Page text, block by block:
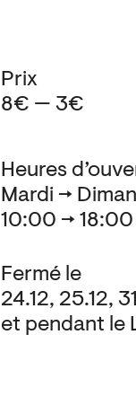
Heures
Mardi →
10:00 → 18:00
Fermé le
24.12, 25.12,
et pendant le
Prix
8€ — 3€